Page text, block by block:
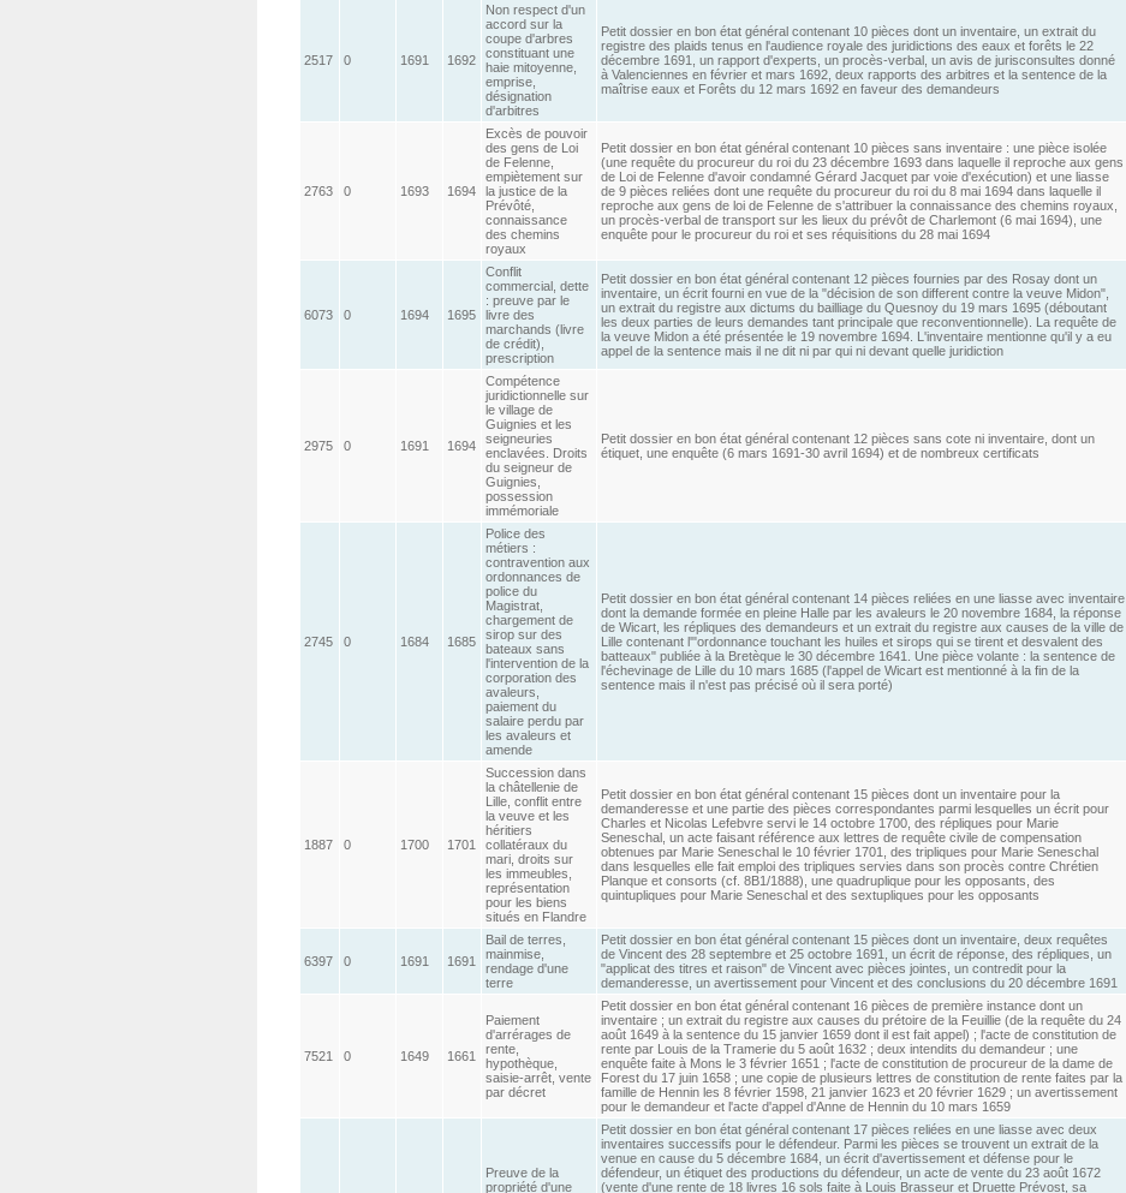
2517 0 1691 1692
Non respect d'un
accord sur la
coupe d'arbres
constituant une
haie mitoyenne,
emprise,
désignation
d'arbitres
Petit dossier en bon état général contenant 10 pièces dont un inventaire, un extrait du
registre des plaids tenus en l'audience royale des juridictions des eaux et forêts le 22
décembre 1691, un rapport d'experts, un procès-verbal, un avis de jurisconsultes donné
à Valenciennes en février et mars 1692, deux rapports des arbitres et la sentence de la
maîtrise eaux et Forêts du 12 mars 1692 en faveur des demandeurs
2763 0 1693 1694
Excès de pouvoir
des gens de Loi
de Felenne,
empiètement sur
la justice de la
Prévôté,
connaissance
des chemins
royaux
Petit dossier en bon état général contenant 10 pièces sans inventaire : une pièce isolée
(une requête du procureur du roi du 23 décembre 1693 dans laquelle il reproche aux gens
de Loi de Felenne d'avoir condamné Gérard Jacquet par voie d'exécution) et une liasse
de 9 pièces reliées dont une requête du procureur du roi du 8 mai 1694 dans laquelle il
reproche aux gens de loi de Felenne de s'attribuer la connaissance des chemins royaux,
un procès-verbal de transport sur les lieux du prévôt de Charlemont (6 mai 1694), une
enquête pour le procureur du roi et ses réquisitions du 28 mai 1694
6073 0 1694 1695
Conflit
commercial, dette
: preuve par le
livre des
marchands (livre
de crédit),
prescription
Petit dossier en bon état général contenant 12 pièces fournies par des Rosay dont un
inventaire, un écrit fourni en vue de la "décision de son different contre la veuve Midon",
un extrait du registre aux dictums du bailliage du Quesnoy du 19 mars 1695 (déboutant
les deux parties de leurs demandes tant principale que reconventionnelle). La requête de
la veuve Midon a été présentée le 19 novembre 1694. L'inventaire mentionne qu'il y a eu
appel de la sentence mais il ne dit ni par qui ni devant quelle juridiction
2975 0 1691 1694
Compétence
juridictionnelle sur
le village de
Guignies et les
seigneuries
enclavées. Droits
du seigneur de
Guignies,
possession
immémoriale
Petit dossier en bon état général contenant 12 pièces sans cote ni inventaire, dont un
étiquet, une enquête (6 mars 1691-30 avril 1694) et de nombreux certificats
2745 0 1684 1685
Police des
métiers :
contravention aux
ordonnances de
police du
Magistrat,
chargement de
sirop sur des
bateaux sans
l'intervention de la
corporation des
avaleurs,
paiement du
salaire perdu par
les avaleurs et
amende
Petit dossier en bon état général contenant 14 pièces reliées en une liasse avec inventaire
dont la demande formée en pleine Halle par les avaleurs le 20 novembre 1684, la réponse
de Wicart, les répliques des demandeurs et un extrait du registre aux causes de la ville de
Lille contenant l'"ordonnance touchant les huiles et sirops qui se tirent et desvalent des
batteaux" publiée à la Bretèque le 30 décembre 1641. Une pièce volante : la sentence de
l'échevinage de Lille du 10 mars 1685 (l'appel de Wicart est mentionné à la fin de la
sentence mais il n'est pas précisé où il sera porté)
1887 0 1700 1701
Succession dans
la châtellenie de
Lille, conflit entre
la veuve et les
héritiers
collatéraux du
mari, droits sur
les immeubles,
représentation
pour les biens
situés en Flandre
Petit dossier en bon état général contenant 15 pièces dont un inventaire pour la
demanderesse et une partie des pièces correspondantes parmi lesquelles un écrit pour
Charles et Nicolas Lefebvre servi le 14 octobre 1700, des répliques pour Marie
Seneschal, un acte faisant référence aux lettres de requête civile de compensation
obtenues par Marie Seneschal le 10 février 1701, des tripliques pour Marie Seneschal
dans lesquelles elle fait emploi des tripliques servies dans son procès contre Chrétien
Planque et consorts (cf. 8B1/1888), une quadruplique pour les opposants, des
quintupliques pour Marie Seneschal et des sextupliques pour les opposants
6397 0 1691 1691
Bail de terres,
mainmise,
rendage d'une
terre
Petit dossier en bon état général contenant 15 pièces dont un inventaire, deux requêtes
de Vincent des 28 septembre et 25 octobre 1691, un écrit de réponse, des répliques, un
"applicat des titres et raison" de Vincent avec pièces jointes, un contredit pour la
demanderesse, un avertissement pour Vincent et des conclusions du 20 décembre 1691
7521 0 1649 1661
Paiement
d'arrérages de
rente,
hypothèque,
saisie-arrêt, vente
par décret
Petit dossier en bon état général contenant 16 pièces de première instance dont un
inventaire ; un extrait du registre aux causes du prétoire de la Feuillie (de la requête du 24
août 1649 à la sentence du 15 janvier 1659 dont il est fait appel) ; l'acte de constitution de
rente par Louis de la Tramerie du 5 août 1632 ; deux intendits du demandeur ; une
enquête faite à Mons le 3 février 1651 ; l'acte de constitution de procureur de la dame de
Forest du 17 juin 1658 ; une copie de plusieurs lettres de constitution de rente faites par la
famille de Hennin les 8 février 1598, 21 janvier 1623 et 20 février 1629 ; un avertissement
pour le demandeur et l'acte d'appel d'Anne de Hennin du 10 mars 1659
Preuve de la
propriété d'une
Petit dossier en bon état général contenant 17 pièces reliées en une liasse avec deux
inventaires successifs pour le défendeur. Parmi les pièces se trouvent un extrait de la
venue en cause du 5 décembre 1684, un écrit d'avertissement et défense pour le
défendeur, un étiquet des productions du défendeur, un acte de vente du 23 août 1672
(vente d'une rente de 18 livres 16 sols faite à Louis Brasseur et Druette Prévost, sa